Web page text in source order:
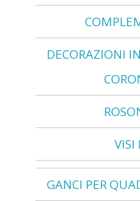
DECORAZIONI
VISI
GANCI PER